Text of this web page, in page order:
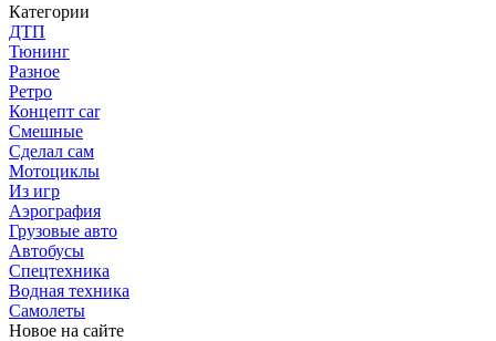
Категории
ДТП
Тюнинг
Разное
Ретро
Концепт car
Смешные
Сделал сам
Мотоциклы
Из игр
Аэрография
Грузовые авто
Автобусы
Спецтехника
Водная техника
Самолеты
Новое на сайте